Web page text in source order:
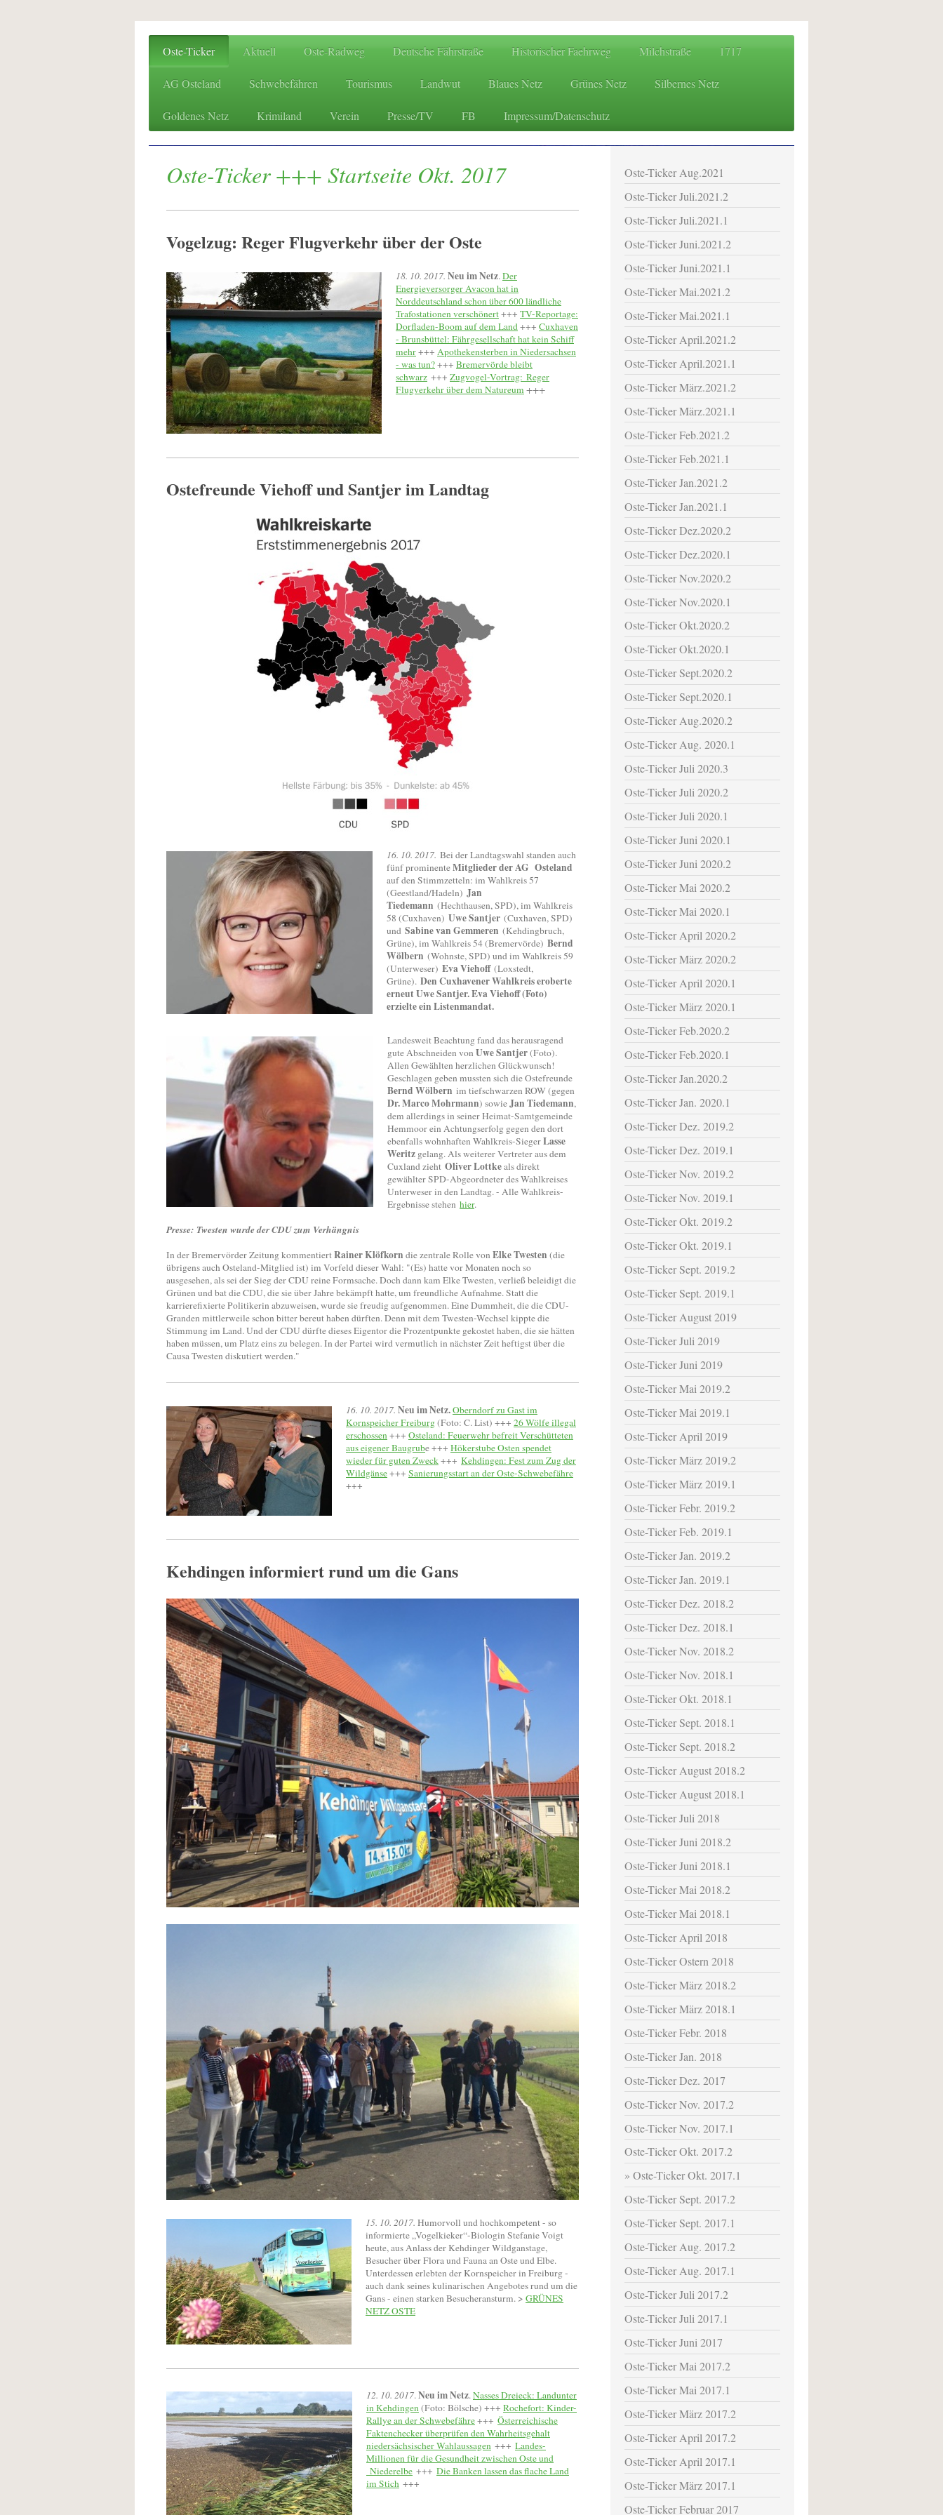
Oste-Ticker Aktuell Oste-Radweg Deutsche Fährstraße Historischer Faehrweg Milchstraße 1717
AG Osteland Schwebefähren Tourismus Landwut Blaues Netz Grünes Netz Silbernes Netz
Goldenes Netz Krimiland Verein Presse/TV FB Impressum/Datenschutz
Oste-Ticker +++ Startseite Okt. 2017
Vogelzug: Reger Flugverkehr über der Oste
18. 10. 2017. Neu im Netz.Der
Energieversorger Avacon hat in
Norddeutschland schon über 600 ländliche
Trafostationen verschönert+++ TV-Reportage:
Dorfladen-Boom auf dem Land+++ Cuxhaven
- Brunsbüttel: Fährgesellschaft hat kein Schiff
mehr+++ Apothekensterben in Niedersachsen
- was tun?+++ Bremervörde bleibt
schwarz +++ Zugvogel-Vortrag: Reger
Flugverkehr über dem Natureum +++
Ostefreunde Viehoff und Santjer im Landtag
16. 10. 2017. Bei der Landtagswahl standen auch
fünf prominenteMitglieder der AG Osteland
auf den Stimmzetteln: im Wahlkreis 57
(Geestland/Hadeln) Jan
Tiedemann (Hechthausen, SPD), im Wahlkreis
58 (Cuxhaven) Uwe Santjer (Cuxhaven, SPD)
und Sabine van Gemmeren (Kehdingbruch,
Grüne), im Wahlkreis 54 (Bremervörde) Bernd
Wölbern (Wohnste, SPD) und im Wahlkreis 59
(Unterweser) Eva Viehoff(Loxstedt,
Grüne). Den Cuxhavener Wahlkreis eroberte
erneut Uwe Santjer. Eva Viehoff (Foto)
erzielte ein Listenmandat.
Landesweit Beachtung fand das herausragend
gute Abschneiden von Uwe Santjer(Foto).
Allen Gewählten herzlichen Glückwunsch!
Geschlagen geben mussten sich die Ostefreunde
Bernd Wölbern im tiefschwarzen ROW (gegen
Dr. Marco Mohrmann) sowieJan Tiedemann,
dem allerdings in seiner Heimat-Samtgemeinde
Hemmoor ein Achtungserfolg gegen den dort
ebenfalls wohnhaften Wahlkreis-SiegerLasse
Weritz gelang. Als weiterer Vertreter aus dem
Cuxland zieht Oliver Lottkeals direkt
gewählter SPD-Abgeordneter des Wahlkreises
Unterweser in den Landtag. - Alle Wahlkreis-
Ergebnisse stehen hier.
Presse: Twesten wurde der CDU zum Verhängnis
In der Bremervörder Zeitung kommentiertRainer Klöfkorn die zentrale Rolle von Elke Twesten (die
übrigens auch Osteland-Mitglied ist) im Vorfeld dieser Wahl: "(Es) hatte vor Monaten noch so
ausgesehen, als sei der Sieg der CDU reine Formsache. Doch dann kam Elke Twesten, verließ beleidigt die
Grünen und bat die CDU, die sie über Jahre bekämpft hatte, um freundliche Aufnahme. Statt die
karrierefixierte Politikerin abzuweisen, wurde sie freudig aufgenommen. Eine Dummheit, die die CDU-
Granden mittlerweile schon bitter bereut haben dürften. Denn mit dem Twesten-Wechsel kippte die
Stimmung im Land. Und der CDU dürfte dieses Eigentor die Prozentpunkte gekostet haben, die sie hätten
haben müssen, um Platz eins zu belegen. In der Partei wird vermutlich in nächster Zeit heftigst über die
Causa Twesten diskutiert werden."
16. 10. 2017. Neu im Netz.Oberndorf zu Gast im
Kornspeicher Freiburg(Foto: C. List) +++ 26 Wölfe illegal
erschossen+++ Osteland: Feuerwehr befreit Verschütteten
aus eigener Baugrube +++ Hökerstube Osten spendet
wieder für guten Zweck+++ Kehdingen: Fest zum Zug der
Wildgänse+++ Sanierungsstart an der Oste-Schwebefähre
+++
Kehdingen informiert rund um die Gans
15. 10. 2017. Humorvoll und hochkompetent - so
informierte „Vogelkieker“-Biologin Stefanie Voigt
heute, aus Anlass der Kehdinger Wildganstage,
Besucher über Flora und Fauna an Oste und Elbe.
Unterdessen erlebten der Kornspeicher in Freiburg -
auch dank seines kulinarischen Angebotes rund um die
Gans - einen starken Besucheransturm. > GRÜNES
NETZ OSTE
12. 10. 2017.Neu im Netz.Nasses Dreieck: Landunter
in Kehdingen(Foto: Bölsche) +++ Rochefort: Kinder-
Rallye an der Schwebefähre+++ Österreichische
Faktenchecker überprüfen den Wahrheitsgehalt
niedersächsischer Wahlaussagen +++ Landes-
Millionen für die Gesundheit zwischen Oste und
Niederelbe +++ Die Banken lassen das flache Land
im Stich +++
Oste-Ticker Aug.2021
Oste-Ticker Juli.2021.2
Oste-Ticker Juli.2021.1
Oste-Ticker Juni.2021.2
Oste-Ticker Juni.2021.1
Oste-Ticker Mai.2021.2
Oste-Ticker Mai.2021.1
Oste-Ticker April.2021.2
Oste-Ticker April.2021.1
Oste-Ticker März.2021.2
Oste-Ticker März.2021.1
Oste-Ticker Feb.2021.2
Oste-Ticker Feb.2021.1
Oste-Ticker Jan.2021.2
Oste-Ticker Jan.2021.1
Oste-Ticker Dez.2020.2
Oste-Ticker Dez.2020.1
Oste-Ticker Nov.2020.2
Oste-Ticker Nov.2020.1
Oste-Ticker Okt.2020.2
Oste-Ticker Okt.2020.1
Oste-Ticker Sept.2020.2
Oste-Ticker Sept.2020.1
Oste-Ticker Aug.2020.2
Oste-Ticker Aug. 2020.1
Oste-Ticker Juli 2020.3
Oste-Ticker Juli 2020.2
Oste-Ticker Juli 2020.1
Oste-Ticker Juni 2020.1
Oste-Ticker Juni 2020.2
Oste-Ticker Mai 2020.2
Oste-Ticker Mai 2020.1
Oste-Ticker April 2020.2
Oste-Ticker März 2020.2
Oste-Ticker April 2020.1
Oste-Ticker März 2020.1
Oste-Ticker Feb.2020.2
Oste-Ticker Feb.2020.1
Oste-Ticker Jan.2020.2
Oste-Ticker Jan. 2020.1
Oste-Ticker Dez. 2019.2
Oste-Ticker Dez. 2019.1
Oste-Ticker Nov. 2019.2
Oste-Ticker Nov. 2019.1
Oste-Ticker Okt. 2019.2
Oste-Ticker Okt. 2019.1
Oste-Ticker Sept. 2019.2
Oste-Ticker Sept. 2019.1
Oste-Ticker August 2019
Oste-Ticker Juli 2019
Oste-Ticker Juni 2019
Oste-Ticker Mai 2019.2
Oste-Ticker Mai 2019.1
Oste-Ticker April 2019
Oste-Ticker März 2019.2
Oste-Ticker März 2019.1
Oste-Ticker Febr. 2019.2
Oste-Ticker Feb. 2019.1
Oste-Ticker Jan. 2019.2
Oste-Ticker Jan. 2019.1
Oste-Ticker Dez. 2018.2
Oste-Ticker Dez. 2018.1
Oste-Ticker Nov. 2018.2
Oste-Ticker Nov. 2018.1
Oste-Ticker Okt. 2018.1
Oste-Ticker Sept. 2018.1
Oste-Ticker Sept. 2018.2
Oste-Ticker August 2018.2
Oste-Ticker August 2018.1
Oste-Ticker Juli 2018
Oste-Ticker Juni 2018.2
Oste-Ticker Juni 2018.1
Oste-Ticker Mai 2018.2
Oste-Ticker Mai 2018.1
Oste-Ticker April 2018
Oste-Ticker Ostern 2018
Oste-Ticker März 2018.2
Oste-Ticker März 2018.1
Oste-Ticker Febr. 2018
Oste-Ticker Jan. 2018
Oste-Ticker Dez. 2017
Oste-Ticker Nov. 2017.2
Oste-Ticker Nov. 2017.1
Oste-Ticker Okt. 2017.2
Oste-Ticker Okt. 2017.1
Oste-Ticker Sept. 2017.2
Oste-Ticker Sept. 2017.1
Oste-Ticker Aug. 2017.2
Oste-Ticker Aug. 2017.1
Oste-Ticker Juli 2017.2
Oste-Ticker Juli 2017.1
Oste-Ticker Juni 2017
Oste-Ticker Mai 2017.2
Oste-Ticker Mai 2017.1
Oste-Ticker März 2017.2
Oste-Ticker April 2017.2
Oste-Ticker April 2017.1
Oste-Ticker März 2017.1
Oste-Ticker Februar 2017